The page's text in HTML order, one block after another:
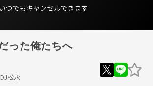
いつでもキャンセルできます
った俺たちへ
DJ松永